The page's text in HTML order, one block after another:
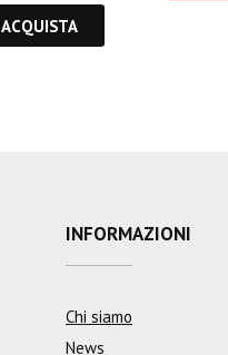
ACQUISTA
INFORMAZIONI
Chi siamo
News